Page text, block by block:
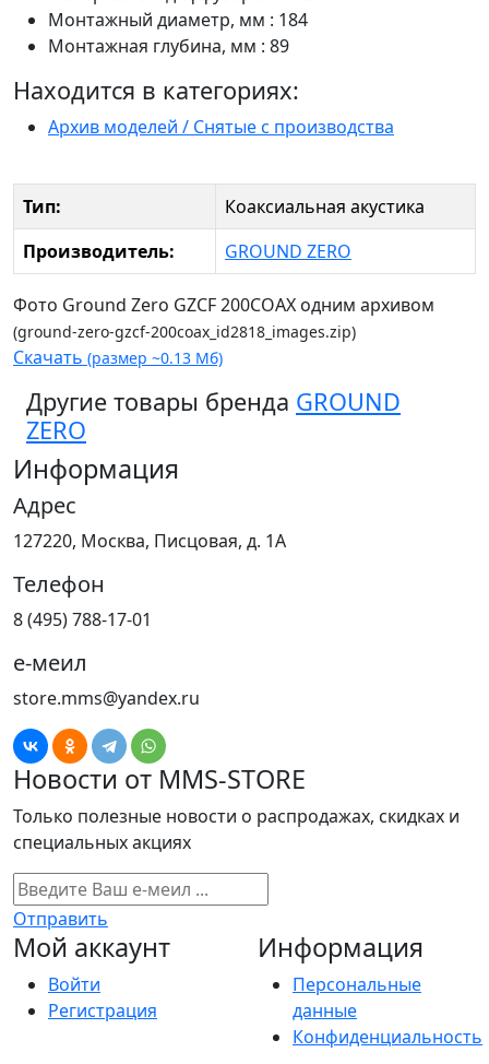
Монтажный диаметр, мм : 184
Монтажная глубина, мм : 89
Находится в категориях:
Архив моделей / Снятые с производства
Тип:
Коаксиальная акустика
Производитель:
GROUND ZERO
Фото Ground Zero GZCF 200COAX одним архивом
(ground-zero-gzcf-200coax_id2818_images.zip)
Скачать (размер ~0.13 Мб)
Другие товары бренда GROUND
ZERO
Информация
Адрес
127220, Москва, Писцовая, д. 1А
Телефон
8 (495) 788-17-01
е-меил
store.mms@yandex.ru
Новости от MMS-STORE
Только полезные новости о распродажах, скидках и
специальных акциях
Отправить
Мой аккаунт
Войти
Регистрация
Информация
Персональные
данные
Конфиденциальность